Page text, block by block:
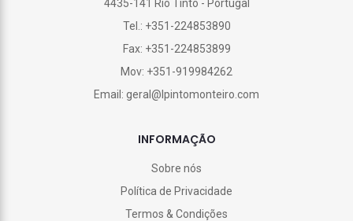
4435-141 Rio Tinto - Portugal
Tel.: +351-224853890
Fax: +351-224853899
Mov: +351-919984262
Email: geral@lpintomonteiro.com
INFORMAÇÃO
Sobre nós
Política de Privacidade
Termos & Condições